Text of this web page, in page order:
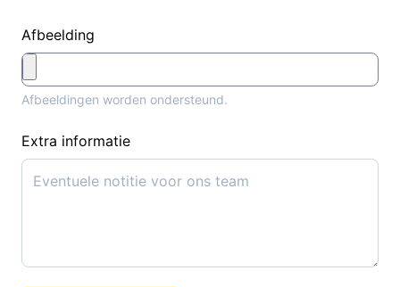
Afbeelding
Afbeeldingen worden ondersteund.
Extra informatie